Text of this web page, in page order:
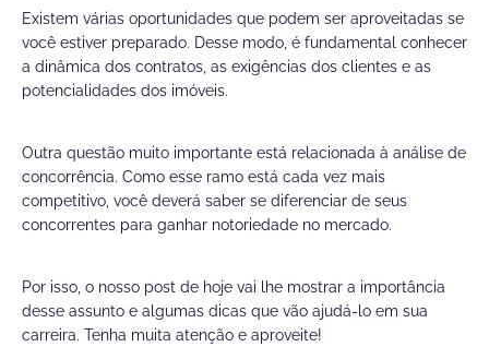
Existem várias oportunidades que podem ser aproveitadas se
você estiver preparado. Desse modo, é fundamental conhecer
a dinâmica dos contratos, as exigências dos clientes e as
potencialidades dos imóveis.
Outra questão muito importante está relacionada à análise de
concorrência. Como esse ramo está cada vez mais
competitivo, você deverá saber se diferenciar de seus
concorrentes para ganhar notoriedade no mercado.
Por isso, o nosso post de hoje vai lhe mostrar a importância
desse assunto e algumas dicas que vão ajudá-lo em sua
carreira. Tenha muita atenção e aproveite!